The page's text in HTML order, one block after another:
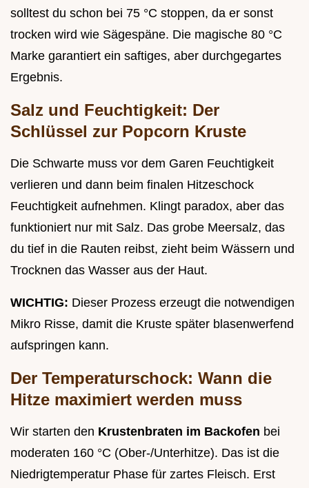
solltest du schon bei 75 °C stoppen, da er sonst
trocken wird wie Sägespäne. Die magische 80 °C
Marke garantiert ein saftiges, aber durchgegartes
Ergebnis.
Salz und Feuchtigkeit: Der
Schlüssel zur Popcorn Kruste
Die Schwarte muss vor dem Garen Feuchtigkeit
verlieren und dann beim finalen Hitzeschock
Feuchtigkeit aufnehmen. Klingt paradox, aber das
funktioniert nur mit Salz. Das grobe Meersalz, das
du tief in die Rauten reibst, zieht beim Wässern und
Trocknen das Wasser aus der Haut.
WICHTIG: Dieser Prozess erzeugt die notwendigen
Mikro Risse, damit die Kruste später blasenwerfend
aufspringen kann.
Der Temperaturschock: Wann die
Hitze maximiert werden muss
Wir starten den Krustenbraten im Backofen bei
moderaten 160 °C (Ober-/Unterhitze). Das ist die
Niedrigtemperatur Phase für zartes Fleisch. Erst